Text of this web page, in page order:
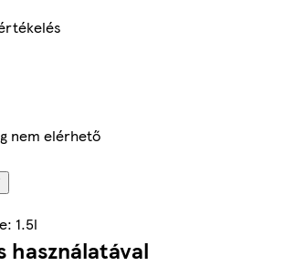
nem elérhető
1.5l
használatával